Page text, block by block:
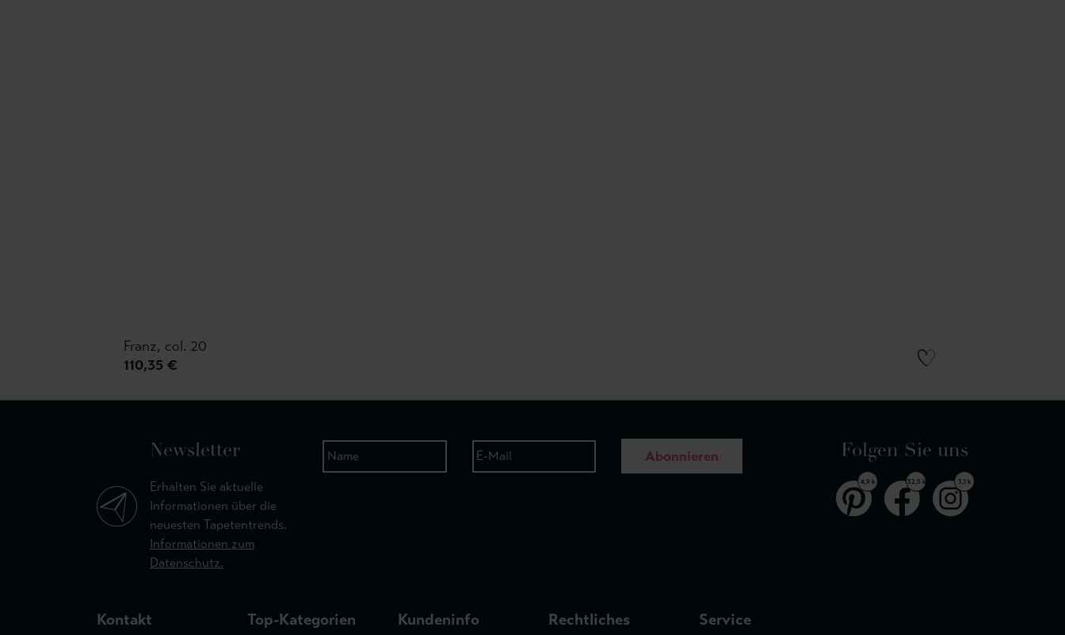
Franz, col. 20
110,35 €
Newsletter
Erhalten Sie aktuelle
Informationen über die
neuesten Tapetentrends.
Informationen zum
Datenschutz.
Abonnieren Folgen Sie uns
4,9 k 32,5 k 3,1 k
Kontakt Top-Kategorien Kundeninfo Rechtliches Service